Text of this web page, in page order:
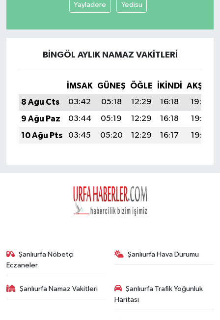
Yayladere Yedisu
BINGÖL AYLIK NAMAZ VAKITLERI
İMSAK GÜNEŞ ÖĞLE İKINDI
AKŞAM
8 Ağu Cts
03:42 05:18 12:29 16:18
19:30
9 Ağu Paz
03:44 05:19 12:29 16:18
19:28
10 Ağu Pts
03:45 05:20 12:29 16:17 19:27
Şanlıurfa Nöbetçi
Eczaneler
Şanlıurfa Hava Durumu
Şanlıurfa Namaz Vakitleri
Şanlıurfa Trafik Yoğunluk
Haritası